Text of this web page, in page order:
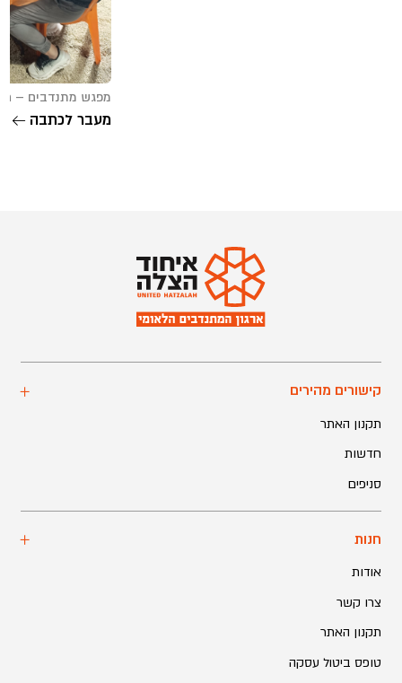
מפגש מתנדבים – חבל
מעבר לכתבה
קישורים מהירים
תקנון האתר
חדשות
סניפים
חנות
אודות
צרו קשר
תקנון האתר
טופס ביטול עסקה